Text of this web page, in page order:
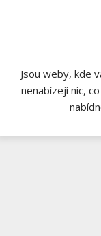
Jsou weby, kde
nenabízejí nic,